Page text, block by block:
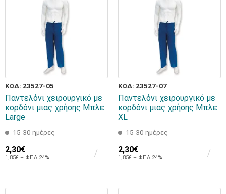
ΚΩΔ: 23527-05
Παντελόνι χειρουργικό με
κορδόνι μιας χρήσης Μπλε
Large
15-30 ημέρες
2,30€
1,85€ + ΦΠΑ 24%
ΚΩΔ: 23527-07
Παντελόνι χειρουργικό με
κορδόνι μιας χρήσης Μπλε
XL
15-30 ημέρες
2,30€
1,85€ + ΦΠΑ 24%